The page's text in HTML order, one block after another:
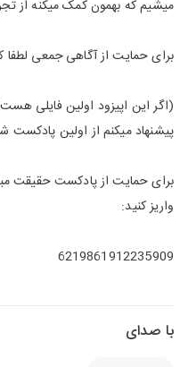
میشیم که بهمون کمک میکنه از
برای حمایت از آگاهی جمعی لطفا
(اگر این اپیزود اولین فایلی
پیشنهاد میکنم از اولین
برای حمایت از پادکست حقیقت
واریز کنید:
6219861912235909
با صدای